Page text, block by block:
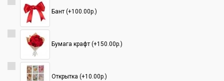
Бант (+100.00р.)
Бумага крафт (+150.00р.)
Открытка (+10.00р.)